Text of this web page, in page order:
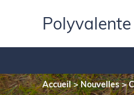
Accueil>Nouvelles>